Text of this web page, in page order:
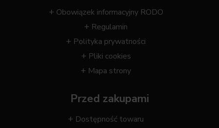
Obowiązek informacyjny RODO
Regulamin
Polityka prywatności
Pliki cookies
Mapa strony
Przed zakupami
Dostępność towaru